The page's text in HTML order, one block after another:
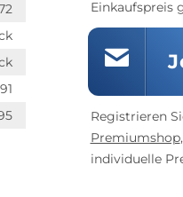
Einkaufspreis
Registrieren
Premiumshop
individuelle